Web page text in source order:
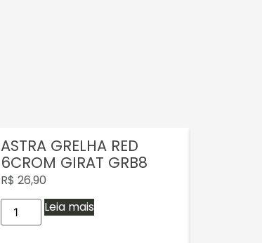
ASTRA GRELHA RED
6CROM GIRAT GRB8
R$ 26,90
Leia mais